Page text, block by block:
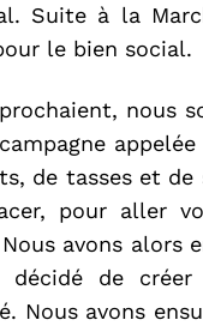
Suite à la
le bien social.
nous
de tasses et
pour aller
avons alors
décidé de
Nous avons